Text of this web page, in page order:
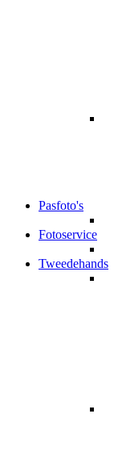
Pasfoto's
Fotoservice
Tweedehands